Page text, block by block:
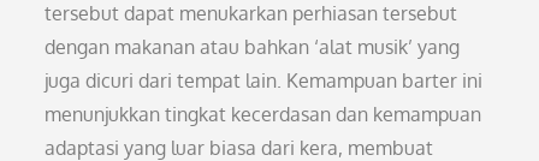
tersebut dapat menukarkan perhiasan tersebut
dengan makanan atau bahkan ‘alat musik’ yang
juga dicuri dari tempat lain. Kemampuan barter ini
menunjukkan tingkat kecerdasan dan kemampuan
adaptasi yang luar biasa dari kera, membuat